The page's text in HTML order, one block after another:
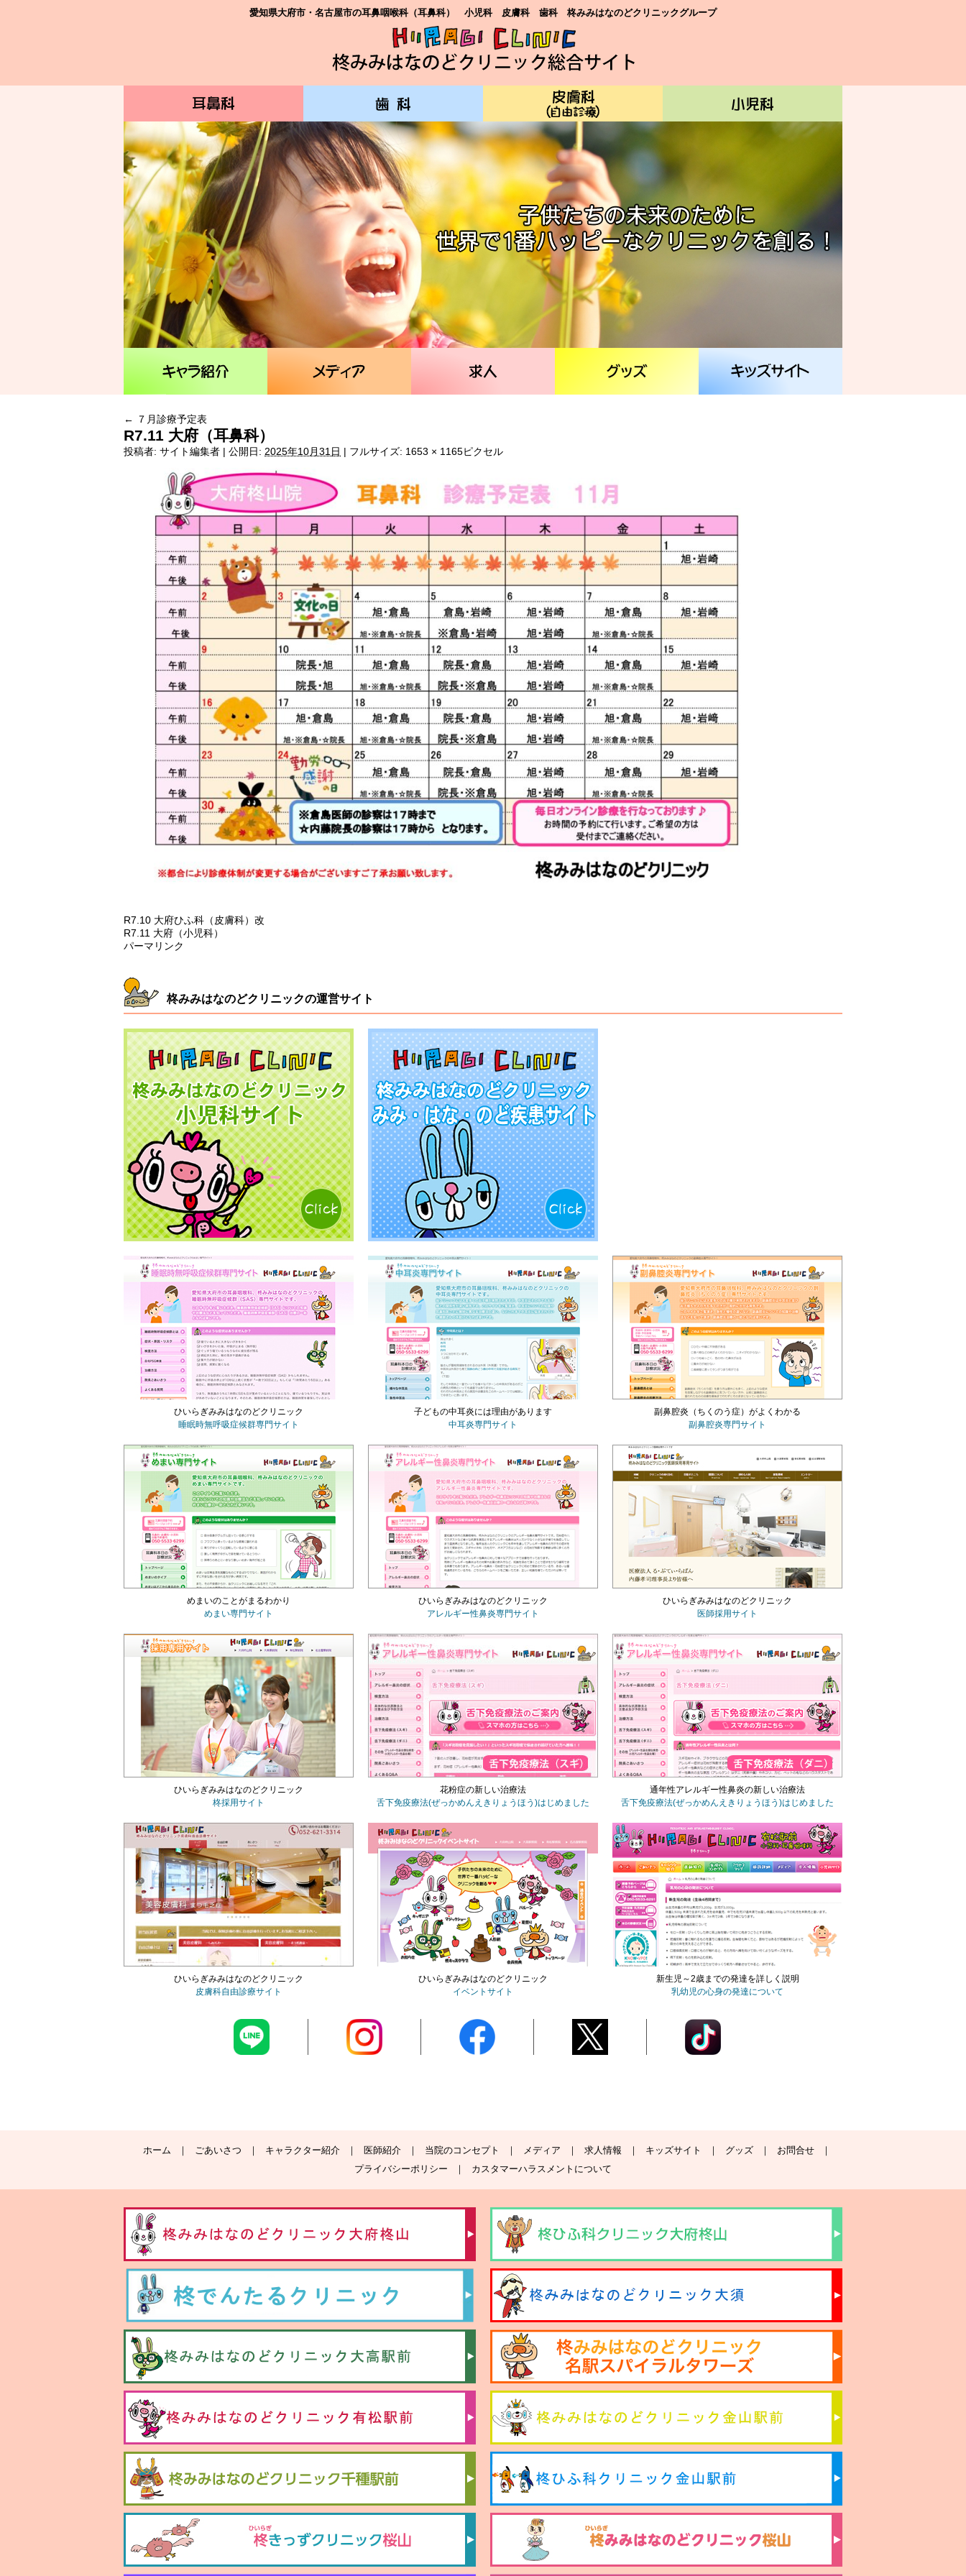
愛知県大府市・名古屋市の耳鼻咽喉科（耳鼻科） 小児科 皮膚科 歯科 柊みみはなのどクリニックグループ
← ７月診療予定表
R7.11 大府（耳鼻科）
投稿者: サイト編集者 | 公開日: 2025年10月31日 | フルサイズ: 1653 × 1165ピクセル
R7.10 大府ひふ科（皮膚科）改
R7.11 大府（小児科）
パーマリンク
柊みみはなのどクリニックの運営サイト
ひいらぎみみはなのどクリニック
睡眠時無呼吸症候群専門サイト
子どもの中耳炎には理由があります
中耳炎専門サイト
副鼻腔炎（ちくのう症）がよくわかる
副鼻腔炎専門サイト
めまいのことがまるわかり
めまい専門サイト
ひいらぎみみはなのどクリニック
アレルギー性鼻炎専門サイト
ひいらぎみみはなのどクリニック
医師採用サイト
ひいらぎみみはなのどクリニック
柊採用サイト
花粉症の新しい治療法
舌下免疫療法(ぜっかめんえきりょうほう)はじめました
通年性アレルギー性鼻炎の新しい治療法
舌下免疫療法(ぜっかめんえきりょうほう)はじめました
ひいらぎみみはなのどクリニック
皮膚科自由診療サイト
ひいらぎみみはなのどクリニック
イベントサイト
新生児～2歳までの発達を詳しく説明
乳幼児の心身の発達について
ホーム ごあいさつ キャラクター紹介 医師紹介 当院のコンセプト メディア 求人情報 キッズサイト グッズ
お問合せ
プライバシーポリシー
カスタマーハラスメントについて